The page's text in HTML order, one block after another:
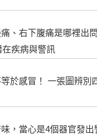
、右下腹痛是哪裡出
疾病與警訊
於感冒！ 一張圖辨別
，當心是4個器官發出